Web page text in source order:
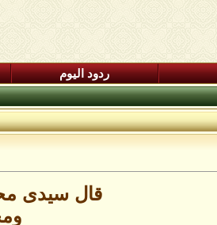
ردود اليوم
قال سيدى